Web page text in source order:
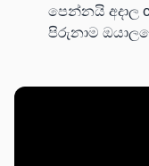
පෙන්නයි අදාල
පිරුනාම